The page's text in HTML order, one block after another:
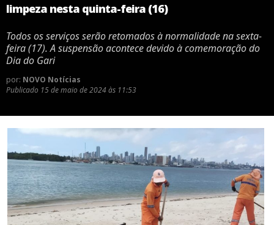
limpeza nesta quinta-feira (16)
Todos os serviços serão retomados à normalidade na sexta-
feira (17). A suspensão acontece devido à comemoração do
Dia do Gari
por: NOVO Notícias
Publicado 15 de maio de 2024 às 11:53